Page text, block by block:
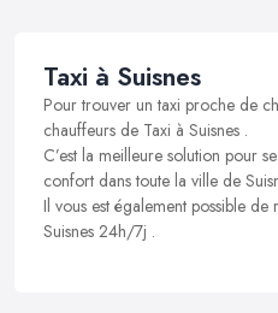
Taxi à Suisnes
Pour trouver un taxi proche de
chauffeurs de Taxi à Suisnes .
C’est la meilleure solution pour
confort dans toute la ville de
Il vous est également possible
Suisnes 24h/7j .